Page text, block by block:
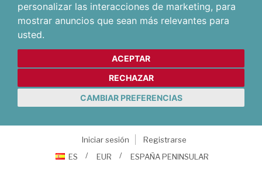
personalizar las interacciones de marketing, para
mostrar anuncios que sean más relevantes para
usted.
ACEPTAR
RECHAZAR
CAMBIAR PREFERENCIAS
Iniciar sesión
Registrarse
ES
EUR ESPAÑA PENINSULAR